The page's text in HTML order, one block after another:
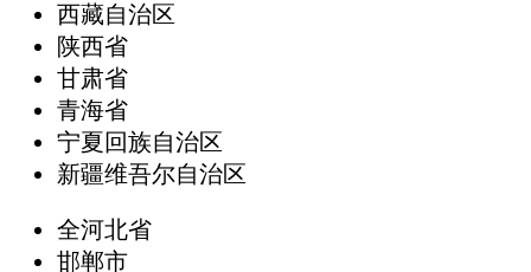
西藏自治区
陕西省
甘肃省
青海省
宁夏回族自治区
新疆维吾尔自治区
全河北省
邯郸市